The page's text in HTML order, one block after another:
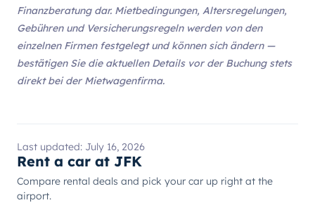
Finanzberatung dar. Mietbedingungen, Altersregelungen,
Gebühren und Versicherungsregeln werden von den
einzelnen Firmen festgelegt und können sich ändern —
bestätigen Sie die aktuellen Details vor der Buchung stets
direkt bei der Mietwagenfirma.
Last updated: July 16, 2026
Rent a car at JFK
Compare rental deals and pick your car up right at the
airport.